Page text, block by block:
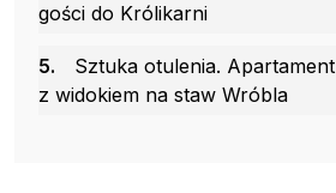
gości do Królikarni
5.
Sztuka otulenia. Apartament
z widokiem na staw Wróbla